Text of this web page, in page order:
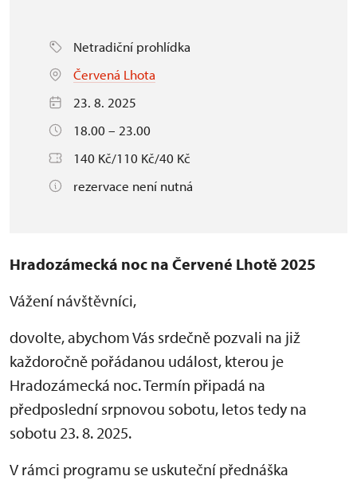
Netradiční prohlídka
Červená Lhota
23. 8. 2025
18.00 – 23.00
140 Kč/110 Kč/40 Kč
rezervace není nutná
Hradozámecká noc na Červené Lhotě 2025
Vážení návštěvníci,
dovolte, abychom Vás srdečně pozvali na již
každoročně pořádanou událost, kterou je
Hradozámecká noc. Termín připadá na
předposlední srpnovou sobotu, letos tedy na
sobotu 23. 8. 2025.
V rámci programu se uskuteční přednáška